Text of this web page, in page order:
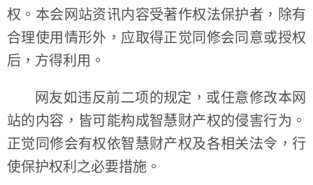
权。本会网站资讯内容受著作权法保护者，除有
合理使用情形外，应取得正觉同修会同意或授权
后，方得利用。
网友如违反前二项的规定，或任意修改本网
站的内容，皆可能构成智慧财产权的侵害行为。
正觉同修会有权依智慧财产权及各相关法令，行
使保护权利之必要措施。